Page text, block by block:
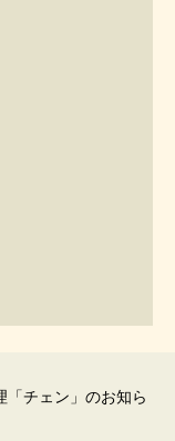
「チェン」のお知ら